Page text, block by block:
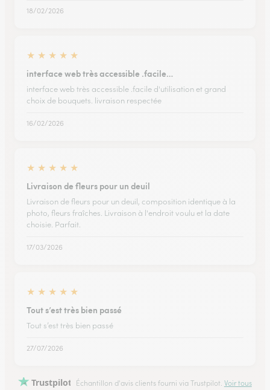
18/02/2026
★ ★ ★ ★ ★
interface web très accessible .facile…
interface web très accessible .facile d'utilisation et grand
choix de bouquets. livraison respectée
16/02/2026
★ ★ ★ ★ ★
Livraison de fleurs pour un deuil
Livraison de fleurs pour un deuil, composition identique à la
photo, fleurs fraîches. Livraison à l'endroit voulu et la date
choisie. Parfait.
17/03/2026
★ ★ ★ ★ ★
Tout s’est très bien passé
Tout s’est très bien passé
27/07/2026
Trustpilot Échantillon d'avis clients fourni via Trustpilot. Voir tous